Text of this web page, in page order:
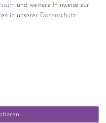
und weitere Hinweise zur
in unserer Daten­schutz­
Gerne kaufen wir dieses an.
unterliegt gem. § 25a
ein Ausweis der
erfolgt nicht.)